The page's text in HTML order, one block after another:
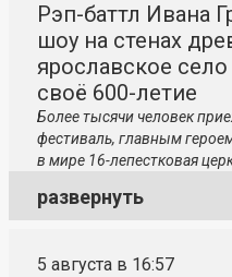
Рэп-баттл Ивана
шоу на стенах
ярославское
своё 600-летие
Более тысячи человек
фестиваль, главным
в мире 16-лепестковая
развернуть
5 августа в 16:57